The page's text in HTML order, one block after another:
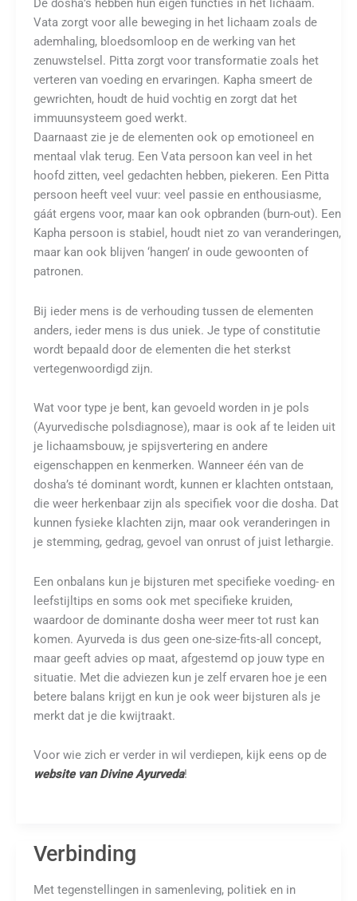
De dosha’s hebben hun eigen functies in het lichaam.
Vata zorgt voor alle beweging in het lichaam zoals de
ademhaling, bloedsomloop en de werking van het
zenuwstelsel. Pitta zorgt voor transformatie zoals het
verteren van voeding en ervaringen. Kapha smeert de
gewrichten, houdt de huid vochtig en zorgt dat het
immuunsysteem goed werkt.
Daarnaast zie je de elementen ook op emotioneel en
mentaal vlak terug. Een Vata persoon kan veel in het
hoofd zitten, veel gedachten hebben, piekeren. Een Pitta
persoon heeft veel vuur: veel passie en enthousiasme,
gáát ergens voor, maar kan ook opbranden (burn-out). Een
Kapha persoon is stabiel, houdt niet zo van veranderingen,
maar kan ook blijven ‘hangen’ in oude gewoonten of
patronen.
Bij ieder mens is de verhouding tussen de elementen
anders, ieder mens is dus uniek. Je type of constitutie
wordt bepaald door de elementen die het sterkst
vertegenwoordigd zijn.
Wat voor type je bent, kan gevoeld worden in je pols
(Ayurvedische polsdiagnose), maar is ook af te leiden uit
je lichaamsbouw, je spijsvertering en andere
eigenschappen en kenmerken. Wanneer één van de
dosha’s té dominant wordt, kunnen er klachten ontstaan,
die weer herkenbaar zijn als specifiek voor die dosha. Dat
kunnen fysieke klachten zijn, maar ook veranderingen in
je stemming, gedrag, gevoel van onrust of juist lethargie.
Een onbalans kun je bijsturen met specifieke voeding- en
leefstijltips en soms ook met specifieke kruiden,
waardoor de dominante dosha weer meer tot rust kan
komen. Ayurveda is dus geen one-size-fits-all concept,
maar geeft advies op maat, afgestemd op jouw type en
situatie. Met die adviezen kun je zelf ervaren hoe je een
betere balans krijgt en kun je ook weer bijsturen als je
merkt dat je die kwijtraakt.
Voor wie zich er verder in wil verdiepen, kijk eens op de
website van Divine Ayurveda!
Verbinding
Met tegenstellingen in samenleving, politiek en in